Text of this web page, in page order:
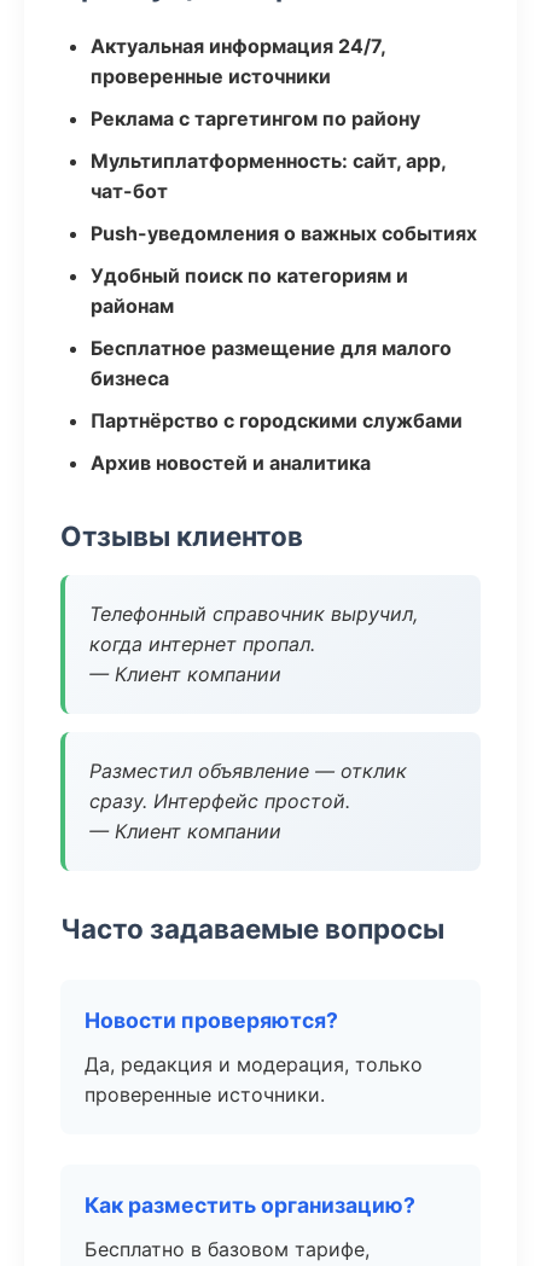
Актуальная информация 24/7,
проверенные источники
Реклама с таргетингом по району
Мультиплатформенность: сайт, app,
чат-бот
Push-уведомления о важных событиях
Удобный поиск по категориям и
районам
Бесплатное размещение для малого
бизнеса
Партнёрство с городскими службами
Архив новостей и аналитика
Отзывы клиентов
Телефонный справочник выручил,
когда интернет пропал.
— Клиент компании
Разместил объявление — отклик
сразу. Интерфейс простой.
— Клиент компании
Часто задаваемые вопросы
Новости проверяются?
Да, редакция и модерация, только
проверенные источники.
Как разместить организацию?
Бесплатно в базовом тарифе,